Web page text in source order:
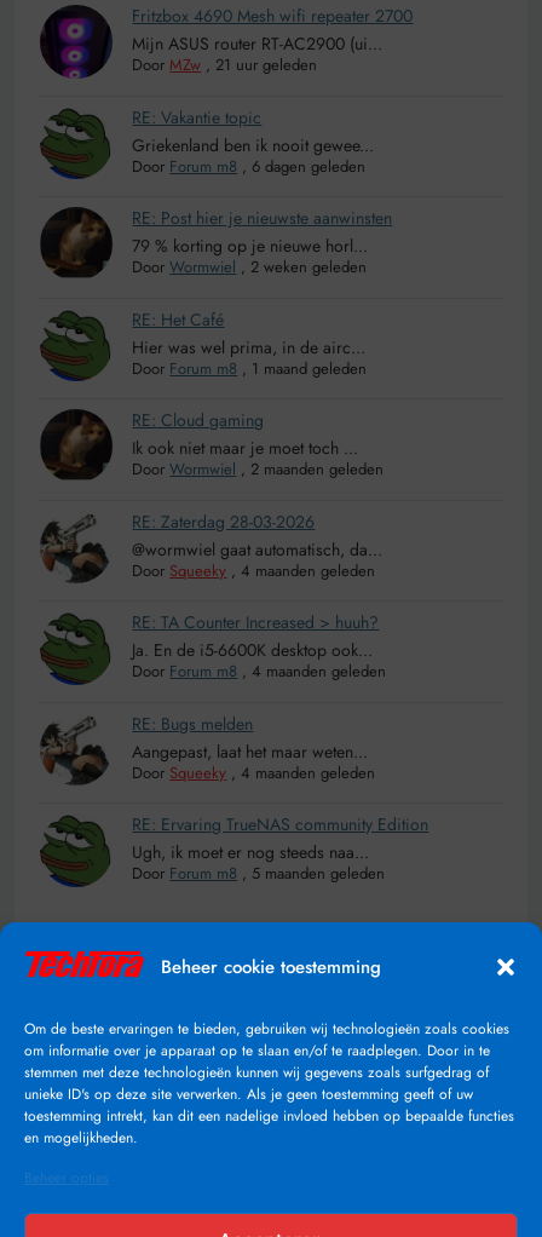
Beheer cookie toestemming
Om de beste ervaringen te bieden, gebruiken wij technologieën zoals cookies
om informatie over je apparaat op te slaan en/of te raadplegen. Door in te
stemmen met deze technologieën kunnen wij gegevens zoals surfgedrag of
unieke ID's op deze site verwerken. Als je geen toestemming geeft of uw
toestemming intrekt, kan dit een nadelige invloed hebben op bepaalde functies
en mogelijkheden.
Beheer opties
Fritzbox 4690 Mesh wifi repeater 2700
Mijn ASUS router RT-AC2900 (ui...
DoorMZw , 21 uur geleden
RE: Vakantie topic
Griekenland ben ik nooit gewee...
Door Forum m8 , 6 dagen geleden
RE: Post hier je nieuwste aanwinsten
79 % korting op je nieuwe horl...
DoorWormwiel , 2 weken geleden
RE: Het Café
Hier was wel prima, in de airc...
Door Forum m8 , 1 maand geleden
RE: Cloud gaming
Ik ook niet maar je moet toch ...
DoorWormwiel , 2 maanden geleden
RE: Zaterdag 28-03-2026
@wormwiel gaat automatisch, da...
Door Squeeky , 4 maanden geleden
RE: TA Counter Increased > huuh?
Ja. En de i5-6600K desktop ook...
Door Forum m8 , 4 maanden geleden
RE: Bugs melden
Aangepast, laat het maar weten...
Door Squeeky , 4 maanden geleden
RE: Ervaring TrueNAS community Edition
Ugh, ik moet er nog steeds naa...
Door Forum m8 , 5 maanden geleden
Online
2.026.732Aantal keer bekeken